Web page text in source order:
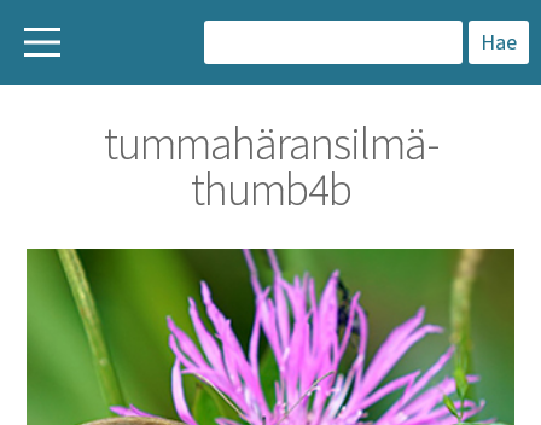
a
k
u
:
tummahäransilmä-
thumb4b